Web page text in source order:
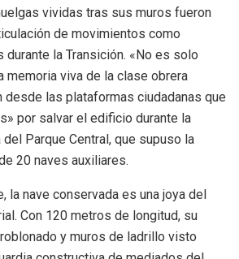
vividas tras sus muros fueron
de movimientos como
durante la Transición. «No es solo
memoria viva de la clase obrera
desde las plataformas ciudadanas que
por salvar el edificio durante la
Parque Central, que supuso la
20 naves auxiliares.
la nave conservada es una joya del
Con 120 metros de longitud, su
y muros de ladrillo visto